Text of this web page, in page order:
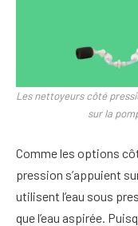
Les nettoyeurs côté
sur la
Comme les options
pression s’appuient
utilisent l’eau sous
que l’eau aspirée.